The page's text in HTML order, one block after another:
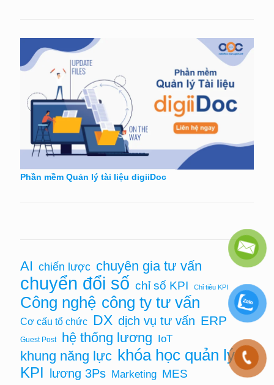
Phần mềm Quản lý tài liệu digiiDoc
AI chiến lược chuyên gia tư vấn
chuyển đổi số chỉ số KPI Chỉ tiêu KPI
Công nghệ công ty tư vấn
Cơ cấu tổ chức DX dịch vụ tư vấn ERP
Guest Post hệ thống lương IoT
khung năng lực khóa học quản lý
KPI lương 3Ps Marketing MES